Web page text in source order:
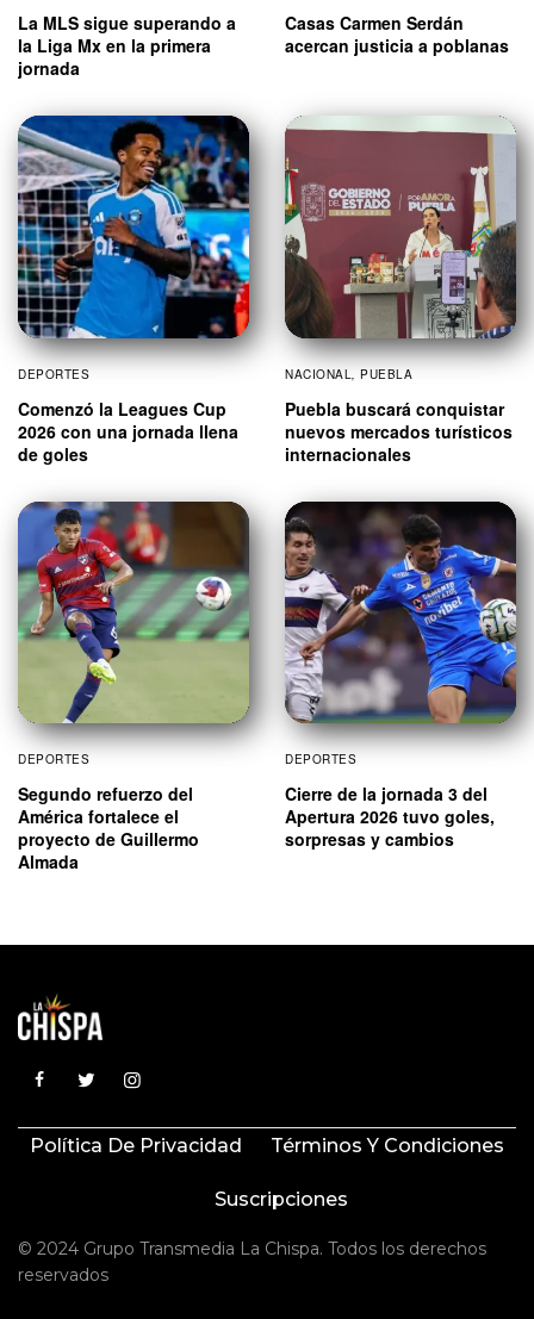
La MLS sigue superando a
la Liga Mx en la primera
jornada
Casas Carmen Serdán
acercan justicia a poblanas
DEPORTES
Comenzó la Leagues Cup
2026 con una jornada llena
de goles
NACIONAL PUEBLA
Puebla buscará conquistar
nuevos mercados turísticos
internacionales
DEPORTES
Segundo refuerzo del
América fortalece el
proyecto de Guillermo
Almada
DEPORTES
Cierre de la jornada 3 del
Apertura 2026 tuvo goles,
sorpresas y cambios
Política De Privacidad Términos Y Condiciones
Suscripciones
© 2024 Grupo Transmedia La Chispa. Todos los derechos
reservados